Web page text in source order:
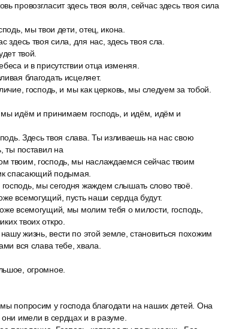
провозгласит здесь твоя воля, сейчас здесь твоя сила
мы твои дети, отец, икона.
твоя сила, для нас, здесь твоя сла.
твой.
и в присутствии отца изменяя.
благодать исцеляет.
господь, и мы как церковь, мы следуем за тобой.
идём и принимаем господь, и идём, идём и
Здесь твоя слава. Ты изливаешь на нас свою
ты поставил на
твоим, господь, мы наслаждаемся сейчас твоим
спасающий подымая.
мы сегодня жаждем слышать слово твоё.
всемогущий, пусть наши сердца будут.
всемогущий, мы молим тебя о милости, господь,
твоих откро.
жизнь, вести по этой земле, становиться похожим
вся слава тебе, хвала.
огромное.
попросим у господа благодати на наших детей. Она
имели в сердцах и в разуме.